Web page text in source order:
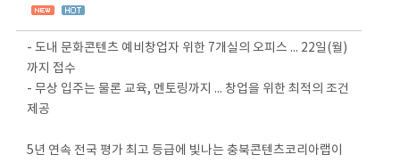
- 도내 문화콘텐츠 예비창업자 위한 7개실의 오피스 ... 22일(월)
까지 접수
- 무상 입주는 물론 교육, 멘토링까지 ... 창업을 위한 최적의 조건
제공
5년 연속 전국 평가 최고 등급에 빛나는 충북콘텐츠코리아랩이